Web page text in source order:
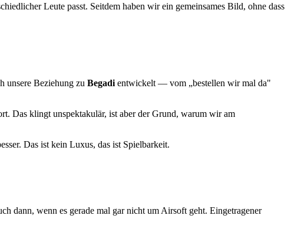
Leute passt. Seitdem haben wir ein gemeinsames Bild, ohne dass
unsere Beziehung zu Begadientwickelt — vom „bestellen wir mal da"
Das klingt unspektakulär, ist aber der Grund, warum wir am
Das ist kein Luxus, das ist Spielbarkeit.
dann, wenn es gerade mal gar nicht um Airsoft geht. Eingetragener